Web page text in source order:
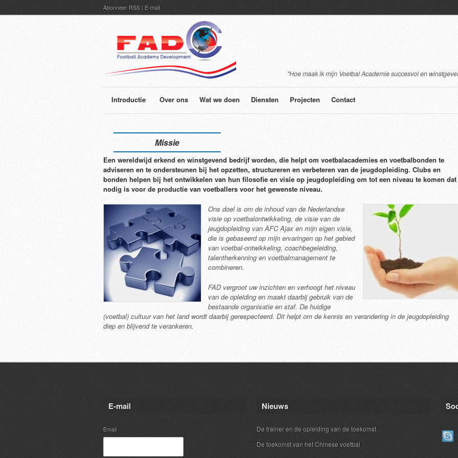
AbonneerRSS| E-mail
"Hoe maak ik mijn Voetbal Academie succesvol en
Introductie Over ons Wat we doen Diensten Projecten Contact
Missie
Een wereldwijd erkend en winstgevend bedrijf worden, die helpt om voetbalacademies en voetbalbonden te
adviseren en te ondersteunen bij het opzetten, structureren en verbeteren van de jeugdopleiding. Clubs en
bonden helpen bij het ontwikkelen van hun filosofie en visie op jeugdopleiding om tot een niveau te komen dat
nodig is voor de productie van voetballers voor het gewenste niveau.
Ons doel is om de inhoud van de Nederlandse
visie op voetbalontwikkeling, de visie van de
jeugdopleiding van AFC Ajax en mijn eigen visie,
die is gebaseerd op mijn ervaringen op het gebied
van voetbal-ontwikkeling, coachbegeleiding,
talentherkenning en voetbalmanagement te
combineren.
FAD vergroot uw inzichten en verhoogt het niveau
van de opleiding en maakt daarbij gebruik van de
bestaande organisatie en staf. De huidige
(voetbal) cultuur van het land wordt daarbij gerespecteerd. Dit helpt om de kennis en verandering in de jeugdopleiding
diep en blijvend te verankeren.
E-mail
Email
Nieuws
De trainer en de opleiding van de toekomst.
De toekomst van het Chinese voetbal